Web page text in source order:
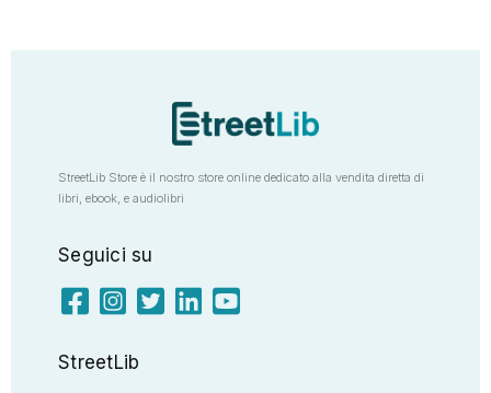
StreetLib Store è il nostro store online dedicato alla vendita diretta di
libri, ebook, e audiolibri
Seguici su
StreetLib